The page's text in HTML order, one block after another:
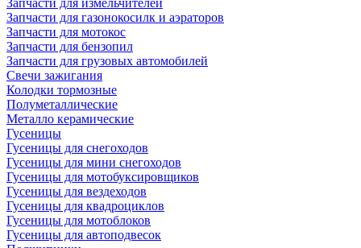
Запчасти для измельчителей
Запчасти для газонокосилк и аэраторов
Запчасти для мотокос
Запчасти для бензопил
Запчасти для грузовых автомобилей
Свечи зажигания
Колодки тормозные
Полуметаллические
Металло керамические
Гусеницы
Гусеницы для снегоходов
Гусеницы для мини снегоходов
Гусеницы для мотобуксировщиков
Гусеницы для вездеходов
Гусеницы для квадроциклов
Гусеницы для мотоблоков
Гусеницы для автоподвесок